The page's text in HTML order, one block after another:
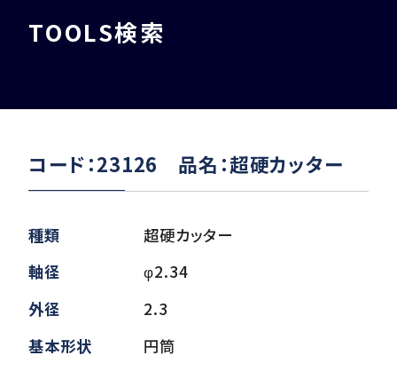
製品情報
事例紹介
ダウンロード
TOOLS検索
コード：23126 品名：超硬カッター
種類
超硬カッター
軸径
φ2.34
外径
2.3
基本形状
円筒